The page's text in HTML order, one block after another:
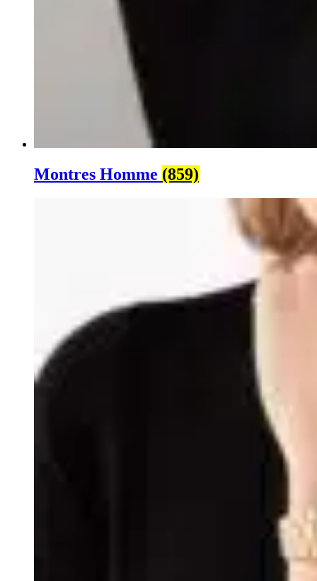
Montres Homme (859)